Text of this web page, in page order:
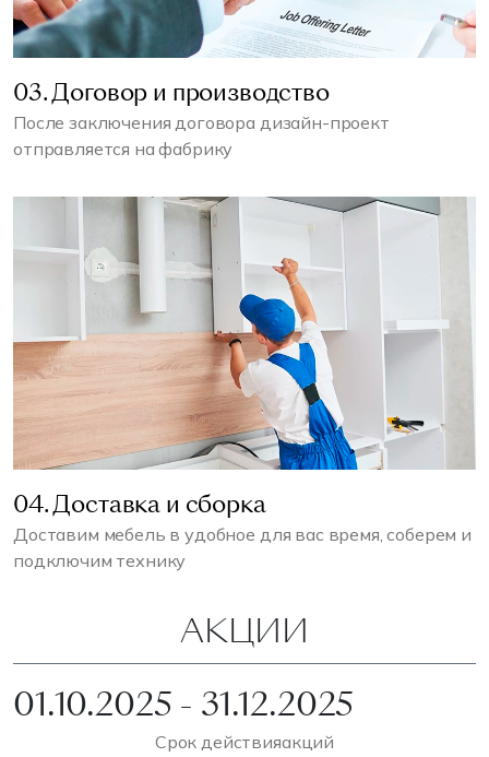
03. Договор и производство
После заключения договора дизайн-проект
отправляется на фабрику
04. Доставка и сборка
Доставим мебель в удобное для вас время, соберем и
подключим технику
АКЦИИ
01.10.2025 - 31.12.2025
Срок действияакций